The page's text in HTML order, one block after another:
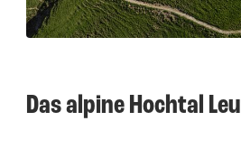
Das alpine Hochtal